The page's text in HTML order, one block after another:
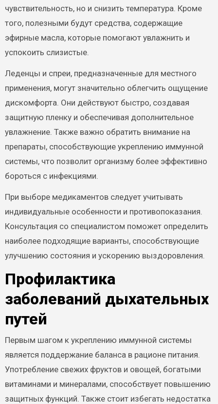
чувствительность, но и снизить температура. Кроме
того, полезными будут средства, содержащие
эфирные масла, которые помогают увлажнить и
успокоить слизистые.
Леденцы и спреи, предназначенные для местного
применения, могут значительно облегчить ощущение
дискомфорта. Они действуют быстро, создавая
защитную пленку и обеспечивая дополнительное
увлажнение. Также важно обратить внимание на
препараты, способствующие укреплению иммунной
системы, что позволит организму более эффективно
бороться с инфекциями.
При выборе медикаментов следует учитывать
индивидуальные особенности и противопоказания.
Консультация со специалистом поможет определить
наиболее подходящие варианты, способствующие
улучшению состояния и ускорению выздоровления.
Профилактика
заболеваний дыхательных
путей
Первым шагом к укреплению иммунной системы
является поддержание баланса в рационе питания.
Употребление свежих фруктов и овощей, богатыми
витаминами и минералами, способствует повышению
защитных функций. Также стоит избегать недостатка